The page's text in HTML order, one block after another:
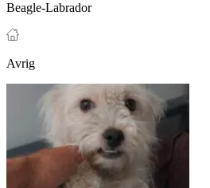
Beagle-Labrador
Avrig